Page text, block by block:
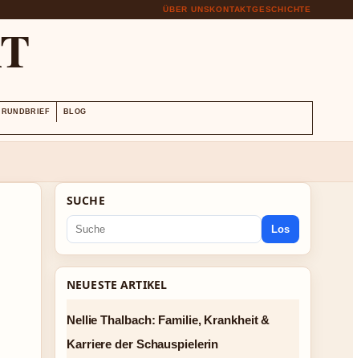
ÜBER UNSKONTAKTGESCHICHTE
RUNDBRIEF BLOG
SUCHE
Los
NEUESTE ARTIKEL
Nellie Thalbach: Familie, Krankheit &
Karriere der Schauspielerin